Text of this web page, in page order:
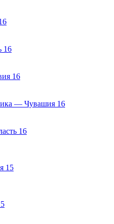
16
16
— Чувашия 16
16
15